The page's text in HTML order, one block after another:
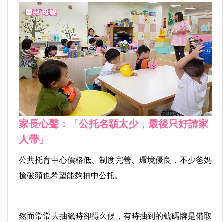
家長心聲：「公托名額太少，最後只好請家
人帶」
公共托育中心價格低、制度完善、環境優良，不少爸媽
搶破頭也希望能夠抽中公托。
然而常常去抽籤時卻得久候，有時抽到的號碼牌是備取